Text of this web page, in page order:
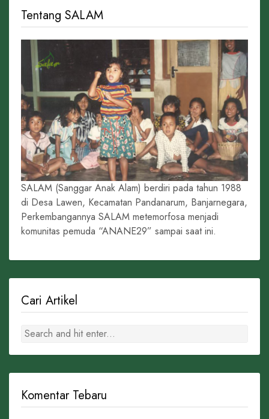
Tentang SALAM
SALAM (Sanggar Anak Alam) berdiri pada tahun 1988
di Desa Lawen, Kecamatan Pandanarum, Banjarnegara,
Perkembangannya SALAM metemorfosa menjadi
komunitas pemuda “ANANE29” sampai saat ini.
Cari Artikel
Komentar Tebaru